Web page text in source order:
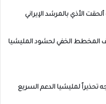
الأذي بالمرشد الإيراني
الخفي لحشود المليشيا
تحذيراً لمليشيا الدعم السريع